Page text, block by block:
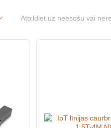
Atbildiet uz neesošu vai